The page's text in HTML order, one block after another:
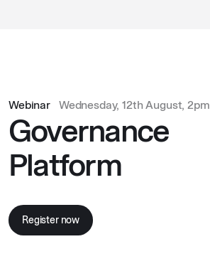
Webinar Wednesday, 12th August, 2pm
Governance
Platform
Register now